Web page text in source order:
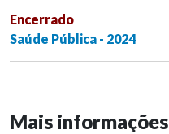
Encerrado
Saúde Pública - 2024
Mais informações